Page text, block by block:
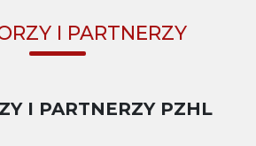
I PARTNERZY
I PARTNERZY PZHL